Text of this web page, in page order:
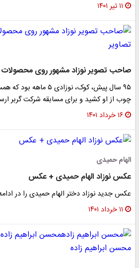
۱۱ تیر ۱۴۰۱
صاحب تصویر نوزاد مشهور روی محصولات
۹۵ سال پیش، کوک،
چوب از او کشید و برای مسابقه‌ شرکت گربر
۱۶ خرداد ۱۴۰۱
الهام حمیدی
عکس نوزاد الهام حمیدی + عکس
عکس جدید نوزاد دختر الهام حمیدی را در
۱۱ خرداد ۱۴۰۱